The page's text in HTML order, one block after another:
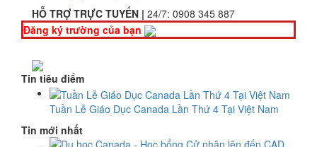
HỖ TRỢ TRỰC TUYẾN | 24/7: 0908 345 887
Đăng ký trường của bạn
Tin tiêu điểm
Tuần Lễ Giáo Dục Canada Lần Thứ 4 Tại Việt Nam
Tin mới nhất